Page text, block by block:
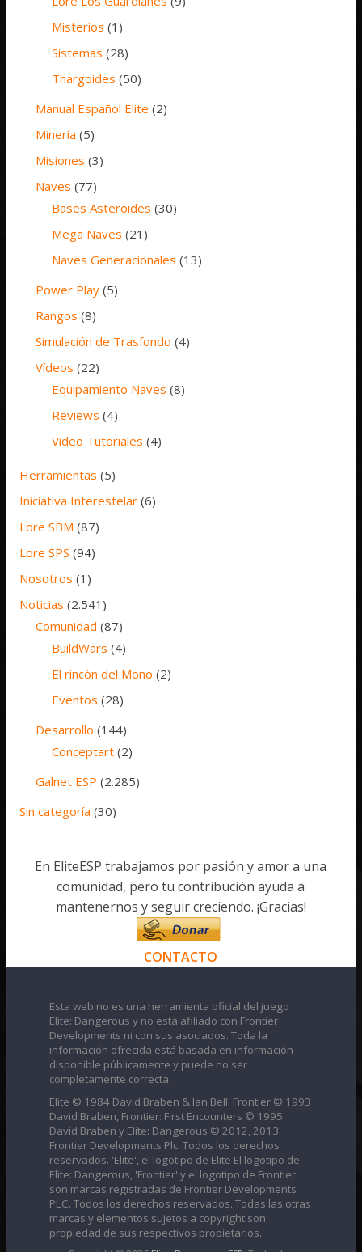
Misterios (1)
Sistemas (28)
Thargoides (50)
Manual Español Elite (2)
Minería (5)
Misiones (3)
Naves (77)
Bases Asteroides (30)
Mega Naves (21)
Naves Generacionales (13)
Power Play (5)
Rangos (8)
Simulación de Trasfondo (4)
Vídeos (22)
Equipamiento Naves (8)
Reviews (4)
Video Tutoriales (4)
Herramientas (5)
Iniciativa Interestelar (6)
Lore SBM (87)
Lore SPS (94)
Nosotros (1)
Noticias (2.541)
Comunidad (87)
BuildWars (4)
El rincón del Mono (2)
Eventos (28)
Desarrollo (144)
Conceptart (2)
Galnet ESP (2.285)
Sin categoría (30)
En EliteESP trabajamos por pasión y amor a una
comunidad, pero tu contribución ayuda a
mantenernos y seguir creciendo. ¡Gracias!
CONTACTO
Esta web no es una herramienta oficial del juego
Elite: Dangerous y no está afiliado con Frontier
Developments ni con sus asociados. Toda la
información ofrecida está basada en información
disponible públicamente y puede no ser
completamente correcta.
Elite © 1984 David Braben & Ian Bell. Frontier © 1993
David Braben, Frontier: First Encounters © 1995
David Braben y Elite: Dangerous © 2012, 2013
Frontier Developments Plc. Todos los derechos
reservados. 'Elite', el logotipo de Elite El logotipo de
Elite: Dangerous, 'Frontier' y el logotipo de Frontier
son marcas registradas de Frontier Developments
PLC. Todos los derechos reservados. Todas las otras
marcas y elementos sujetos a copyright son
propiedad de sus respectivos propietarios.